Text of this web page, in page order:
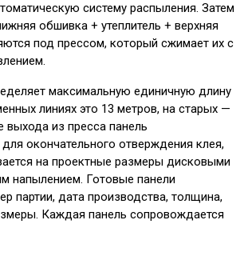
систему распыления. Затем
обшивка + утеплитель + верхняя
под прессом, который сжимает их с
максимальную единичную длину
линиях это 13 метров, на старых —
выхода из пресса панель
окончательного отверждения клея,
на проектные размеры дисковыми
напылением. Готовые панели
партии, дата производства, толщина,
Каждая панель сопровождается